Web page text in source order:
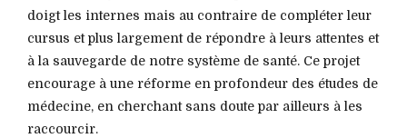
doigt les internes mais au contraire de compléter leur
cursus et plus largement de répondre à leurs attentes et
à la sauvegarde de notre système de santé. Ce projet
encourage à une réforme en profondeur des études de
médecine, en cherchant sans doute par ailleurs à les
raccourcir.